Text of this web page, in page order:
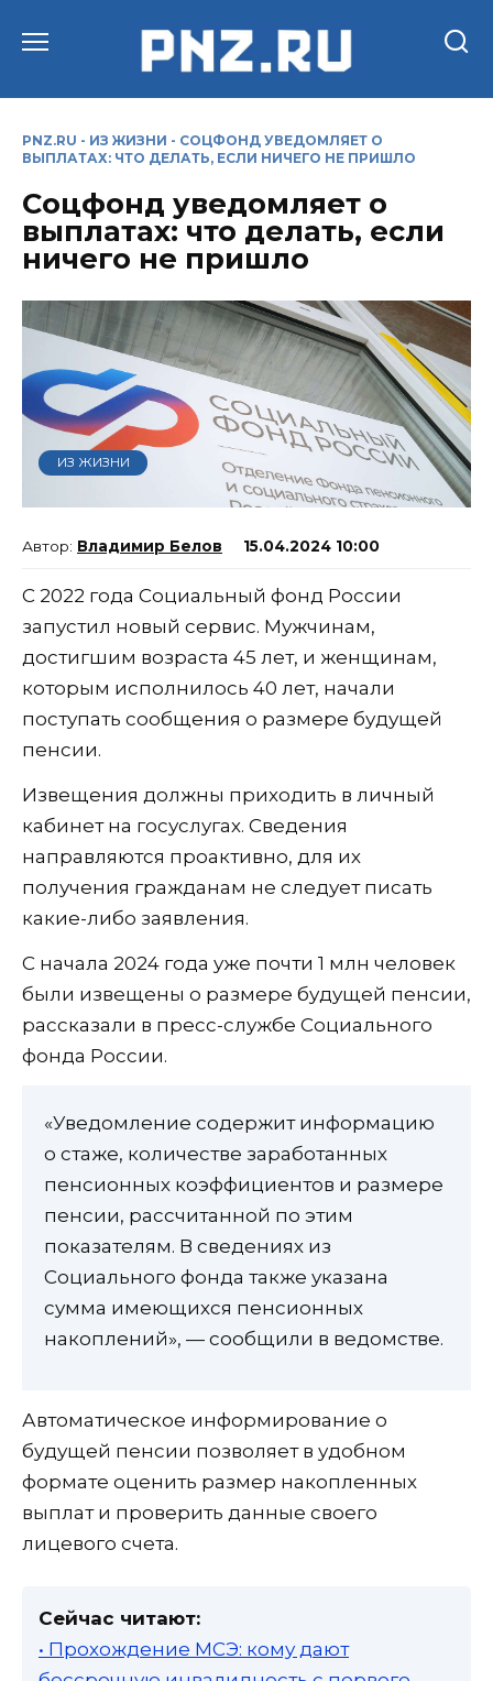
PNZ.RU - ИЗ ЖИЗНИ - СОЦФОНД УВЕДОМЛЯЕТ О
ВЫПЛАТАХ: ЧТО ДЕЛАТЬ, ЕСЛИ НИЧЕГО НЕ ПРИШЛО
Соцфонд уведомляет о
выплатах: что делать, если
ничего не пришло
ИЗ ЖИЗНИ
Владимир Белов 15.04.2024 10:00
С 2022 года Социальный фонд России
запустил новый сервис. Мужчинам,
достигшим возраста 45 лет, и женщинам,
которым исполнилось 40 лет, начали
поступать сообщения о размере будущей
пенсии.
Извещения должны приходить в личный
кабинет на госуслугах. Сведения
направляются проактивно, для их
получения гражданам не следует писать
какие-либо заявления.
С начала 2024 года уже почти 1 млн человек
были извещены о размере будущей пенсии,
рассказали в пресс-службе Социального
фонда России.
«Уведомление содержит информацию
о стаже, количестве заработанных
пенсионных коэффициентов и размере
пенсии, рассчитанной по этим
показателям. В сведениях из
Социального фонда также указана
сумма имеющихся пенсионных
накоплений», — сообщили в ведомстве.
Автоматическое информирование о
будущей пенсии позволяет в удобном
формате оценить размер накопленных
выплат и проверить данные своего
лицевого счета.
Сейчас читают:
• Прохождение МСЭ: кому дают